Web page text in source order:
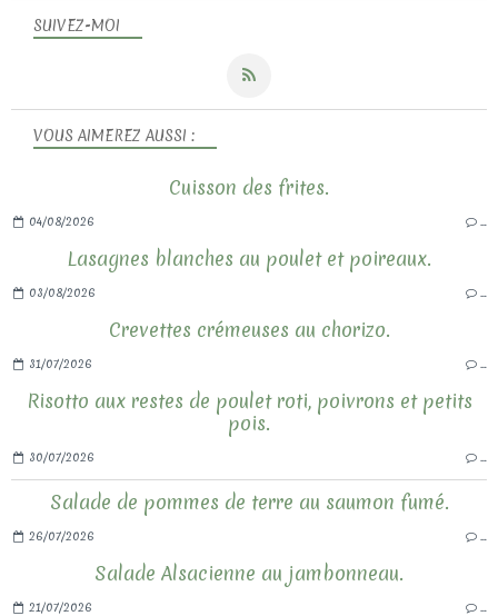
SUIVEZ-MOI
VOUS AIMEREZ AUSSI :
Cuisson des frites.
04/08/2026
Lasagnes blanches au poulet et poireaux.
03/08/2026
Crevettes crémeuses au chorizo.
31/07/2026
Risotto aux restes de poulet roti, poivrons et petits
pois.
30/07/2026
Salade de pommes de terre au saumon fumé.
26/07/2026
Salade Alsacienne au jambonneau.
21/07/2026